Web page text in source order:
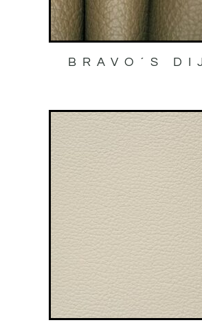
BRAVO´S